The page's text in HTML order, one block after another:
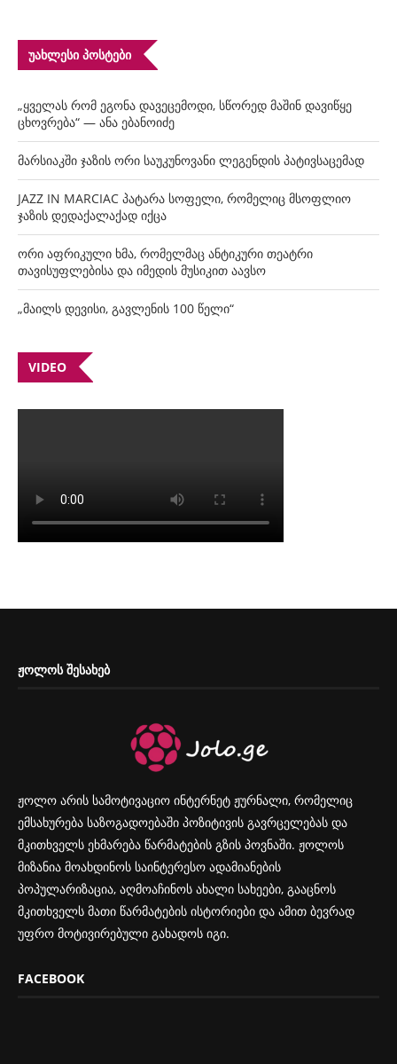
ᲣᲐᲮᲚᲔᲡᲘ ᲞᲝᲡᲢᲔᲑᲘ
„ყველას რომ ეგონა დავეცემოდი, სწორედ მაშინ დავიწყე
ცხოვრება“ — ანა ებანოიძე
მარსიაკში ჯაზის ორი საუკუნოვანი ლეგენდის პატივსაცემად
JAZZ IN MARCIAC პატარა სოფელი, რომელიც მსოფლიო
ჯაზის დედაქალაქად იქცა
ორი აფრიკული ხმა, რომელმაც ანტიკური თეატრი
თავისუფლებისა და იმედის მუსიკით აავსო
„მაილს დევისი, გავლენის 100 წელი“
VIDEO
ᲟᲝᲚᲝᲡ ᲨᲔᲡᲐᲮᲔᲑ
ჟოლო არის სამოტივაციო ინტერნეტ ჟურნალი, რომელიც
ემსახურება საზოგადოებაში პოზიტივის გავრცელებას და
მკითხველს ეხმარება წარმატების გზის პოვნაში. ჟოლოს
მიზანია მოახდინოს საინტერესო ადამიანების
პოპულარიზაცია, აღმოაჩინოს ახალი სახეები, გააცნოს
მკითხველს მათი წარმატების ისტორიები და ამით ბევრად
უფრო მოტივირებული გახადოს იგი.
FACEBOOK